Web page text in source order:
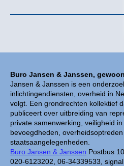
Buro Jansen & Janssen,
Jansen & Janssen is een
inlichtingendiensten, overheid in
volgt. Een grondrechten kollektief
publiceert over uitbreiding van
private samenwerking, veiligheid in
bevoegdheden,
staatsaangelegenheden.
Buro Jansen & Janssen Postbus
020-6123202, 06-34339533,